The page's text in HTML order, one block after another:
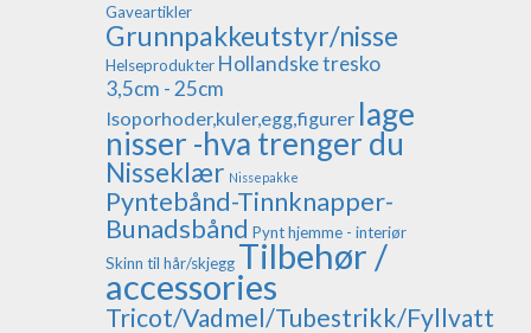
Gaveartikler
Grunnpakkeutstyr/nisse
Helseprodukter Hollandske tresko
3,5cm - 25cm
Isoporhoder,kuler,egg,figurer lage
nisser -hva trenger du
Nisseklær Nissepakke
Pyntebånd-Tinnknapper-
Bunadsbånd Pynt hjemme - interiør
Skinn til hår/skjegg Tilbehør /
accessories
Tricot/Vadmel/Tubestrikk/Fyllvatt